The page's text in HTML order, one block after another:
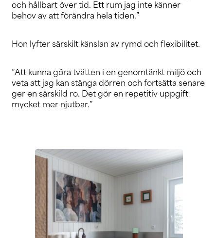
och hållbart över tid. Ett rum jag inte känner
behov av att förändra hela tiden.”
Hon lyfter särskilt känslan av rymd och flexibilitet.
”Att kunna göra tvätten i en genomtänkt miljö och
veta att jag kan stänga dörren och fortsätta senare
ger en särskild ro. Det gör en repetitiv uppgift
mycket mer njutbar.”